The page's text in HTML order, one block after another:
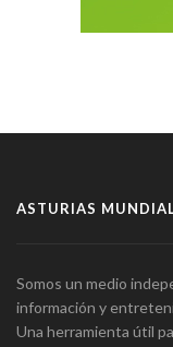
ASTURIAS
Somos un medio
información y
Una herramienta útil